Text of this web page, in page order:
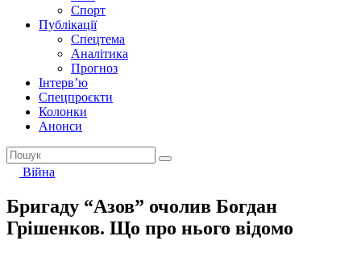
Спорт
Публікації
Спецтема
Аналітика
Прогноз
Інтерв’ю
Спецпроєкти
Колонки
Анонси
Війна
Бригаду “Азов” очолив Богдан
Грішенков. Що про нього відомо